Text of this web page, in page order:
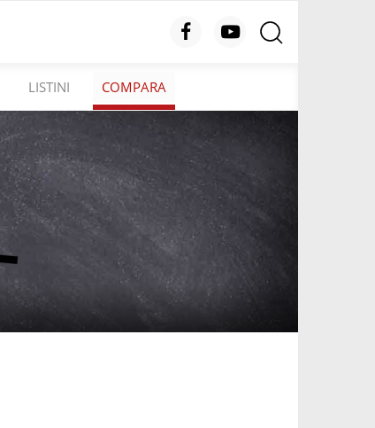
LISTINI COMPARA